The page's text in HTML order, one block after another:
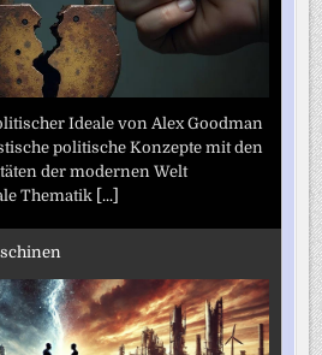
Ideale von Alex Goodman
politische Konzepte mit den
der modernen Welt
Thematik [...]